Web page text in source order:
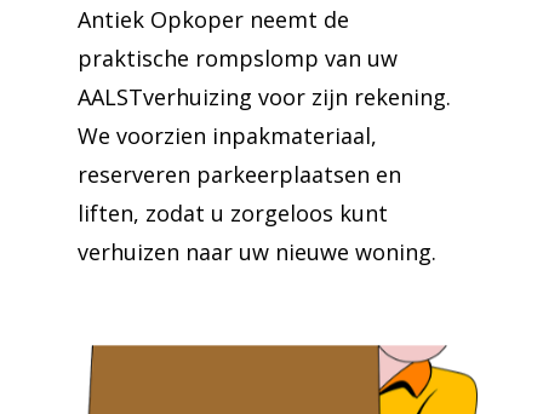
Antiek Opkoper neemt de
praktische rompslomp van uw
AALSTverhuizing voor zijn rekening.
We voorzien inpakmateriaal,
reserveren parkeerplaatsen en
liften, zodat u zorgeloos kunt
verhuizen naar uw nieuwe woning.